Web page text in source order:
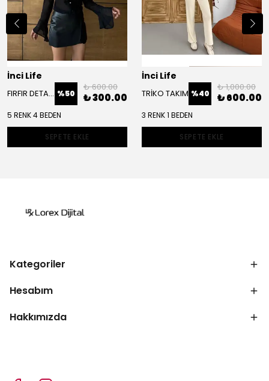
İnci Life
FIRFIR DETAY ŞİFON GÖMLEK %50
₺ 600.00
₺ 300.00
5 RENK 4 BEDEN
SEPETE EKLE
İnci Life
TRİKO TAKIM %40
₺ 1,000.00
₺ 600.00
3 RENK 1 BEDEN
SEPETE EKLE
Kategoriler
Hesabım
Hakkımızda